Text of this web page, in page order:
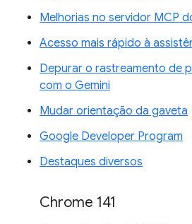
Melhorias no servidor MCP
Acesso mais rápido à
Depurar o rastreamento de
com o Gemini
Mudar orientação da gaveta
Google Developer Program
Destaques diversos
Chrome 141